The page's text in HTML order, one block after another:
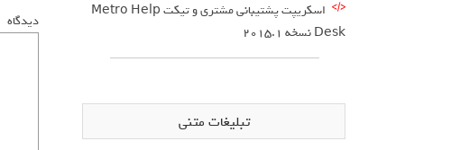
دیدگاه
اسکریپت پشتیبانی مشتری و تیکت Metro Help
Desk نسخه ۲۰۱۵.۱
تبلیغات متنی